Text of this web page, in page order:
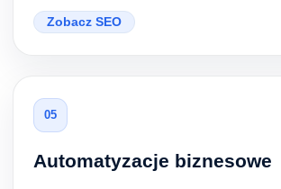
Zobacz SEO
05
Automatyzacje biznesowe